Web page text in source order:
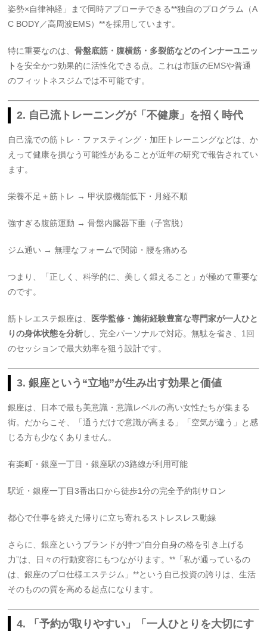
姿勢×自律神経」まで同時アプローチできる**独自のプログラム（A
C BODY／高周波EMS）**を採用しています。
特に重要なのは、骨盤底筋・腹横筋・多裂筋などのインナーユニッ
ト を安全かつ効果的に活性化できる点。これは市販のEMSや普通
のフィットネスジムでは不可能です。
2. 自己流トレーニングが「不健康」を招く時代
自己流での筋トレ・ファスティング・加圧トレーニングなどは、か
えって健康を損なう可能性があることが近年の研究で報告されてい
ます。
栄養不足＋筋トレ → 甲状腺機能低下・月経不順
強すぎる腹筋運動 → 骨盤内臓器下垂（子宮脱）
ジム通い → 無理なフォームで関節・腰を痛める
つまり、「正しく、科学的に、美しく鍛えること」が極めて重要な
のです。
筋トレエステ銀座は、 医学監修・施術経験豊富な専門家が一人ひと
りの身体状態を分析し、完全パーソナルで対応。無駄を省き、1回
のセッションで最大効率を狙う設計です。
3. 銀座という“立地”が生み出す効果と価値
銀座は、日本で最も美意識・意識レベルの高い女性たちが集まる
街。だからこそ、「通うだけで意識が高まる」「空気が違う」と感
じる方も少なくありません。
有楽町・銀座一丁目・銀座駅の3路線が利用可能
駅近・銀座一丁目3番出口から徒歩1分の完全予約制サロン
都心で仕事を終えた帰りに立ち寄れるストレスレス動線
さらに、銀座というブランドが持つ“自分自身の格を引き上げる
力”は、日々の行動変容にもつながります。**「私が通っているの
は、銀座のプロ仕様エステジム」**という自己投資の誇りは、生活
そのものの質を高める起点になります。
4. 「予約が取りやすい」「一人ひとりを大切にす